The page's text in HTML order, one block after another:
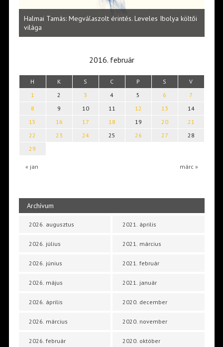
Halmai Tamás: Megválaszolt érintés. Leveles Ibolya költői
világa
2016. február
H K S C P S V
« jan márc »
1 2 3 4 5 6
7
8
9 10 11 12 13
14
15
16 17 18 19 20
21
22
23 24 25 26 27
28
29
Archívum
2026. augusztus
2026. július
2026. június
2026. május
2026. április
2026. március
2026. február
2021. április
2021. március
2021. február
2021. január
2020. december
2020. november
2020. október